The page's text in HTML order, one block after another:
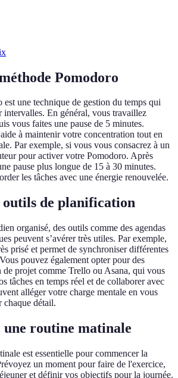
Pomodoro
une technique de gestion du temps qui
intervalles. En général, vous travaillez
vous faites une pause de 5 minutes.
à maintenir votre concentration tout en
Par exemple, si vous vous consacrez à un
pour activer votre Pomodoro. Après
pause plus longue de 15 à 30 minutes.
les tâches avec une énergie renouvelée.
outils de planification
organisé, des outils comme des agendas
peuvent s’avérer très utiles. Par exemple,
prisé et permet de synchroniser différentes
pouvez également opter pour des
de projet comme Trello ou Asana, qui vous
tâches en temps réel et de collaborer avec
alléger votre charge mentale en vous
chaque détail.
une routine matinale
est essentielle pour commencer la
un moment pour faire de l'exercice,
et définir vos objectifs pour la journée.